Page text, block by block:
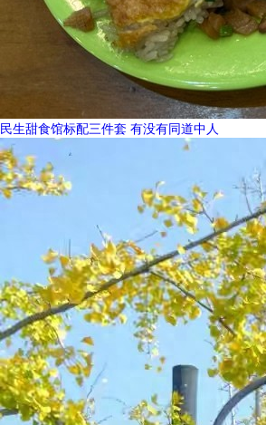
民生甜食馆标配三件套 有没有同道中人